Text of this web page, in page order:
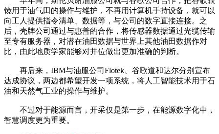
镜用于油气田的操作与维护，不再用计算机手持设备，就可以
向工人提供指令清单、数据等，与公司的数字直接连接。之
后，壳牌公司通过与惠普的合作，将传感器数据通过光缆传输
至专有服务器，对潜在油田数据与世界上其他油田数据作对
比，由此地质学家能够对井位做出更加准确的判断。
再后来，IBM与油服公司Flotek、谷歌道和达尔分别宣布
达成协议，两边都希望开发一项系统，将人工智能技术用于石
油和天然气工业的操作与维护。
不过对于能源而言，开采仅是第一步，在能源数字化中，
智慧调度更为重要。